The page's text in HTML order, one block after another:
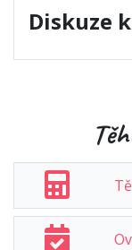
Diskuze